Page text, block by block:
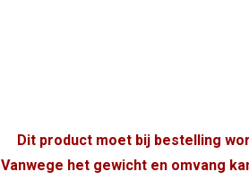
Dit product moet bij bestelling
Vanwege het gewicht en omvang